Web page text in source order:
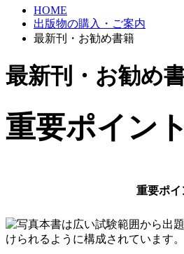
HOME
出版物の購入・ご案内
最新刊・お勧め書籍
最新刊・お勧め
重要ポイン
重要ポ
本書は広い試験範囲から出
けられるように構成されています